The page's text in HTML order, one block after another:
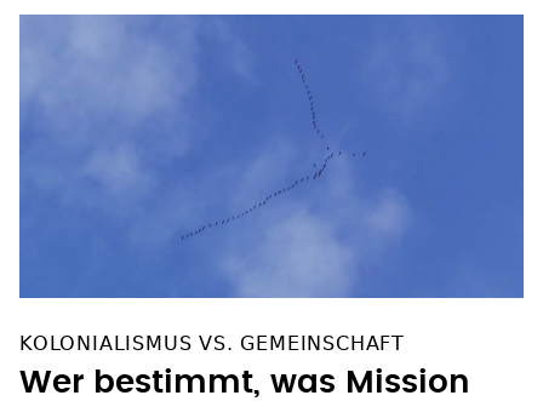
KOLONIALISMUS VS. GEMEINSCHAFT
Wer bestimmt, was Mission